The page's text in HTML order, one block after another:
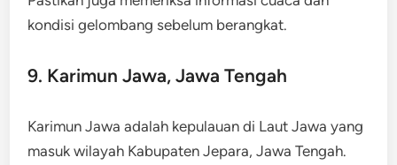
kondisi gelombang sebelum berangkat.
9. Karimun Jawa, Jawa Tengah
Karimun Jawa adalah kepulauan di Laut Jawa yang
masuk wilayah Kabupaten Jepara, Jawa Tengah.